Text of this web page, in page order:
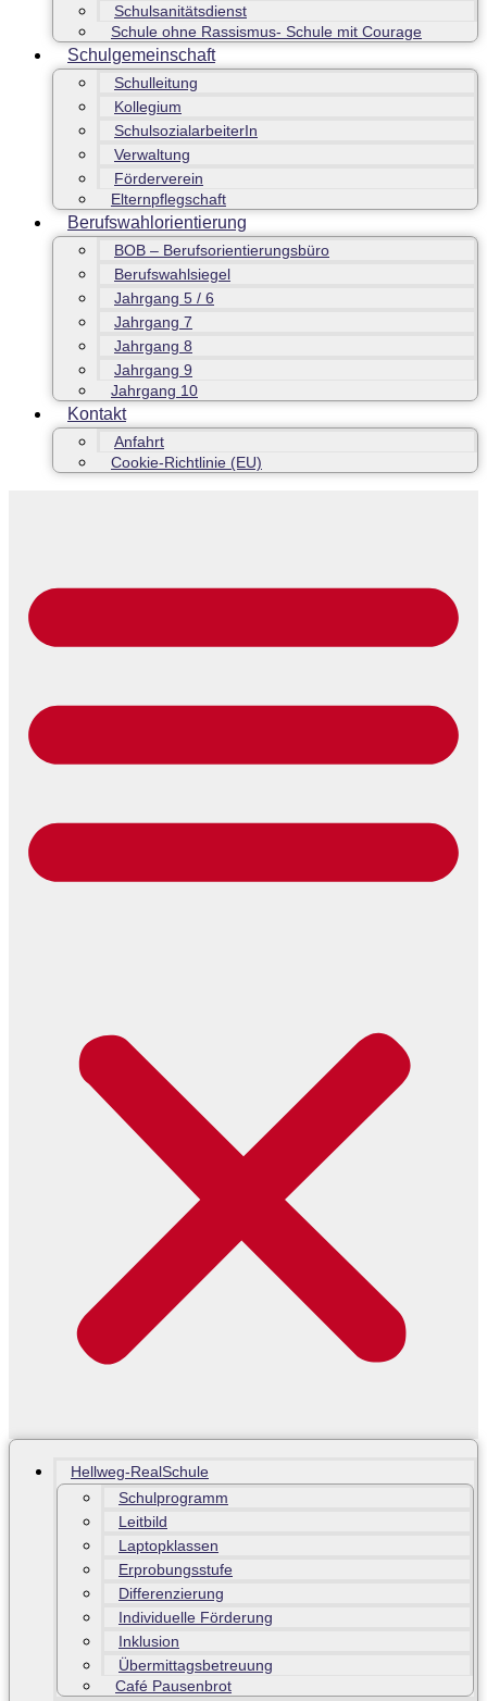
Schulsanitätsdienst
Schule ohne Rassismus- Schule mit Courage
Schulgemeinschaft
Schulleitung
Kollegium
SchulsozialarbeiterIn
Verwaltung
Förderverein
Elternpflegschaft
Berufswahlorientierung
BOB – Berufsorientierungsbüro
Berufswahlsiegel
Jahrgang 5 / 6
Jahrgang 7
Jahrgang 8
Jahrgang 9
Jahrgang 10
Kontakt
Anfahrt
Cookie-Richtlinie (EU)
Hellweg-RealSchule
Schulprogramm
Leitbild
Laptopklassen
Erprobungsstufe
Differenzierung
Individuelle Förderung
Inklusion
Übermittagsbetreuung
Café Pausenbrot